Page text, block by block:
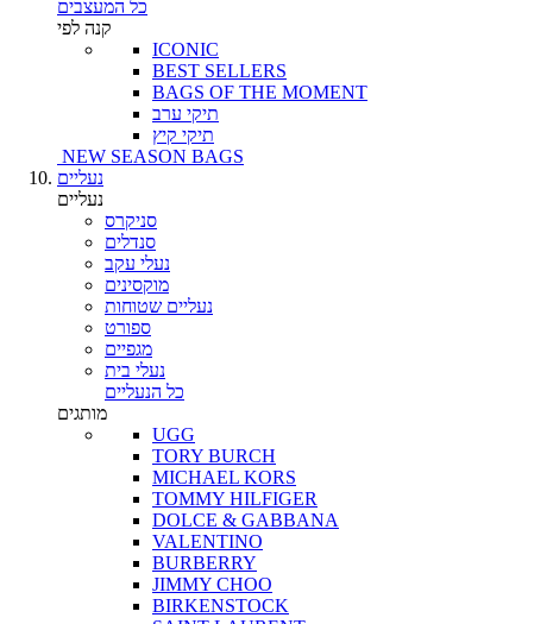
כל המעצבים
קנה לפי
ICONIC
BEST SELLERS
BAGS OF THE MOMENT
תיקי ערב
תיקי קיץ
NEW SEASON BAGS
נעליים
נעליים
סניקרס
סנדלים
נעלי עקב
מוקסינים
נעליים שטוחות
ספורט
מגפיים
נעלי בית
כל הנעליים
מותגים
UGG
TORY BURCH
MICHAEL KORS
TOMMY HILFIGER
DOLCE & GABBANA
VALENTINO
BURBERRY
JIMMY CHOO
BIRKENSTOCK